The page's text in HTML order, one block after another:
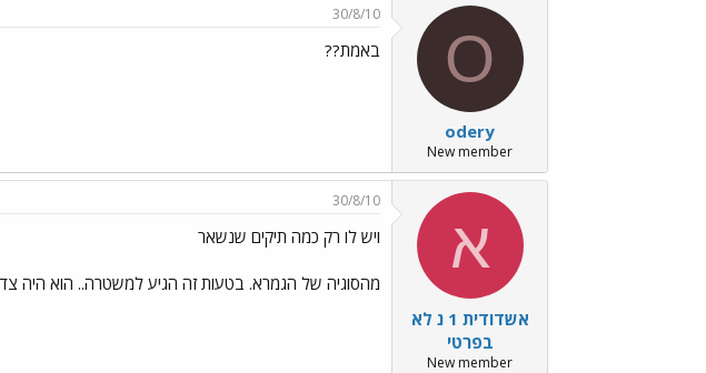
O
odery
New member
30/8/10
באמת??
א
אשדודית 1 נ לא
בפרטי
New member
30/8/10
ויש לו רק כמה תיקים שנשאר
מהסוגיה של הגמרא. בטעות זה הגיע למשטרה.. הוא היה